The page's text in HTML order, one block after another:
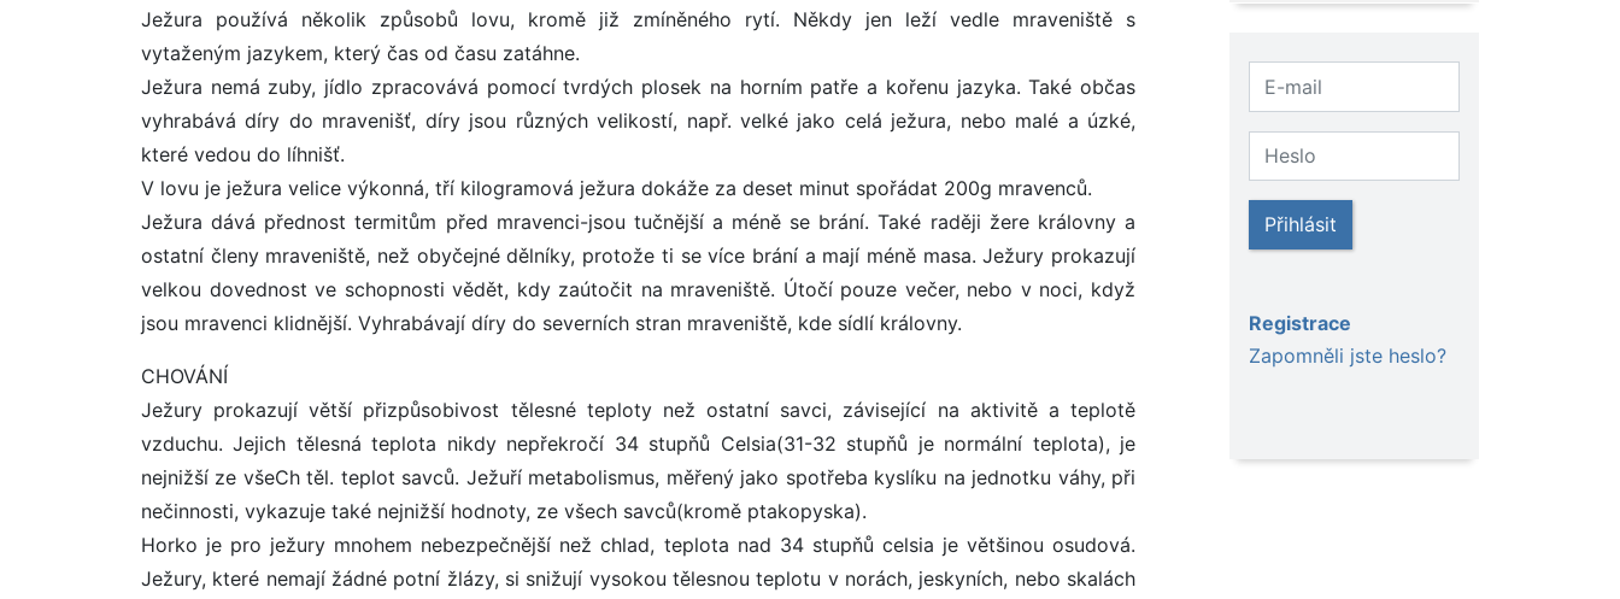
Ježura používá několik způsobů lovu, kromě již zmíněného rytí. Někdy jen leží vedle mraveniště s
vytaženým jazykem, který čas od času zatáhne.
Ježura nemá zuby, jídlo zpracovává pomocí tvrdých plosek na horním patře a kořenu jazyka. Také občas
vyhrabává díry do mravenišť, díry jsou různých velikostí, např. velké jako celá ježura, nebo malé a úzké,
které vedou do líhnišť.
V lovu je ježura velice výkonná, tří kilogramová ježura dokáže za deset minut spořádat 200g mravenců.
Ježura dává přednost termitům před mravenci-jsou tučnější a méně se brání. Také raději žere královny a
ostatní členy mraveniště, než obyčejné dělníky, protože ti se více brání a mají méně masa. Ježury prokazují
velkou dovednost ve schopnosti vědět, kdy zaútočit na mraveniště. Útočí pouze večer, nebo v noci, když
jsou mravenci klidnější. Vyhrabávají díry do severních stran mraveniště, kde sídlí královny.
CHOVÁNÍ
Ježury prokazují větší přizpůsobivost tělesné teploty než ostatní savci, závisející na aktivitě a teplotě
vzduchu. Jejich tělesná teplota nikdy nepřekročí 34 stupňů Celsia(31-32 stupňů je normální teplota), je
nejnižší ze všeCh těl. teplot savců. Ježuří metabolismus, měřený jako spotřeba kyslíku na jednotku váhy, při
nečinnosti, vykazuje také nejnižší hodnoty, ze všech savců(kromě ptakopyska).
Horko je pro ježury mnohem nebezpečnější než chlad, teplota nad 34 stupňů celsia je většinou osudová.
Ježury, které nemají žádné potní žlázy, si snižují vysokou tělesnou teplotu v norách, jeskyních, nebo skalách
Přihlásit
Registrace
Zapomněli jste heslo?